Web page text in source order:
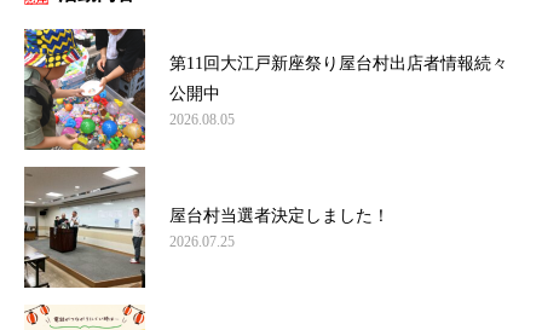
第11回大江戸新座祭り屋台村出店者情報続々
公開中
2026.08.05
屋台村当選者決定しました！
2026.07.25